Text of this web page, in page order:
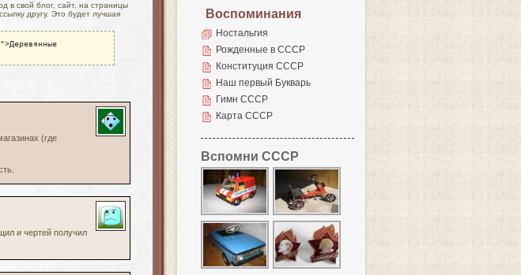
в свой блог, сайт, на страницы
другу. Это будет лучшая
(где
и чертей получил
Воспоминания
Ностальгия
Рожденные в СССР
Конституция СССР
Наш первый Букварь
Гимн СССР
Карта СССР
Вспомни СССР